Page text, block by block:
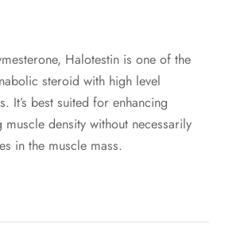
Halotestin is one of the
steroid with high level
It’s best suited for enhancing
density without necessarily
in the muscle mass.